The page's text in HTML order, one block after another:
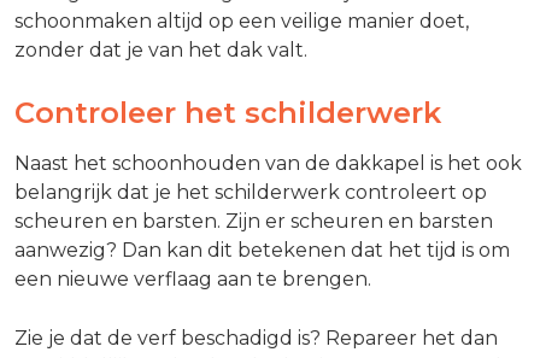
schoonmaken altijd op een veilige manier doet,
zonder dat je van het dak valt.
Controleer het schilderwerk
Naast het schoonhouden van de dakkapel is het ook
belangrijk dat je het schilderwerk controleert op
scheuren en barsten. Zijn er scheuren en barsten
aanwezig? Dan kan dit betekenen dat het tijd is om
een nieuwe verflaag aan te brengen.
Zie je dat de verf beschadigd is? Repareer het dan